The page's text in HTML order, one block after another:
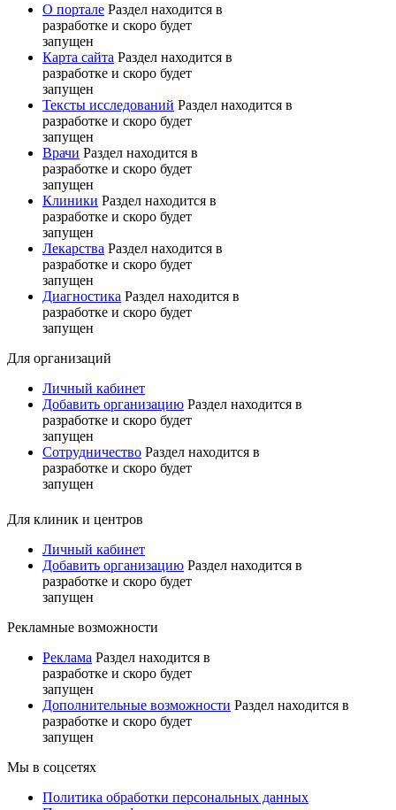
О портале Раздел находится в
разработке и скоро будет
запущен
Карта сайта Раздел находится в
разработке и скоро будет
запущен
Тексты исследований Раздел находится в
разработке и скоро будет
запущен
Врачи Раздел находится в
разработке и скоро будет
запущен
Клиники Раздел находится в
разработке и скоро будет
запущен
Лекарства Раздел находится в
разработке и скоро будет
запущен
Диагностика Раздел находится в
разработке и скоро будет
запущен
Для организаций
Личный кабинет
Добавить организацию Раздел находится в
разработке и скоро будет
запущен
Сотрудничество Раздел находится в
разработке и скоро будет
запущен
Для клиник и центров
Личный кабинет
Добавить организацию Раздел находится в
разработке и скоро будет
запущен
Рекламные возможности
Реклама Раздел находится в
разработке и скоро будет
запущен
Дополнительные возможности Раздел находится в
разработке и скоро будет
запущен
Мы в соцсетях
Политика обработки персональных данных